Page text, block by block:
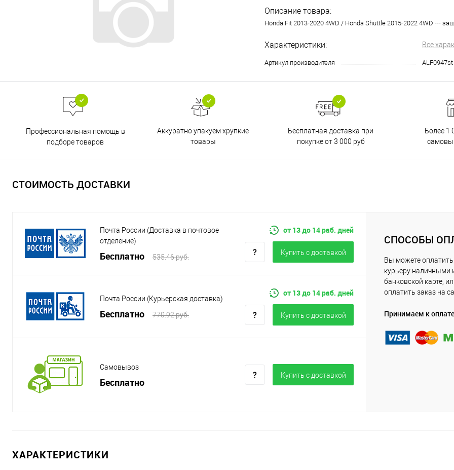
Описание товара:
Honda Fit 2013-2020 4WD / Honda Shuttle 2015-2022 4WD ---
Характеристики: Все
Артикул производителя ALF0947st
Профессиональная помощь в
подборе товаров
Аккуратно упакуем хрупкие
товары
Бесплатная доставка при
покупке от 3 000 руб
Более 1
СТОИМОСТЬ ДОСТАВКИ
Почта России (Доставка в почтовое
отделение)
Бесплатно 535.46 руб.
от 13 до 14 раб. дней
Купить c доставкой
Почта России (Курьерская доставка)
Бесплатно 770.92 руб.
от 13 до 14 раб. дней
Купить c доставкой
Самовывоз
Бесплатно
Купить c доставкой
СПОСОБЫ
Вы можете оплатить
курьеру наличными
банковской карте,
оплатить заказ на
Принимаем к оплате
ХАРАКТЕРИСТИКИ